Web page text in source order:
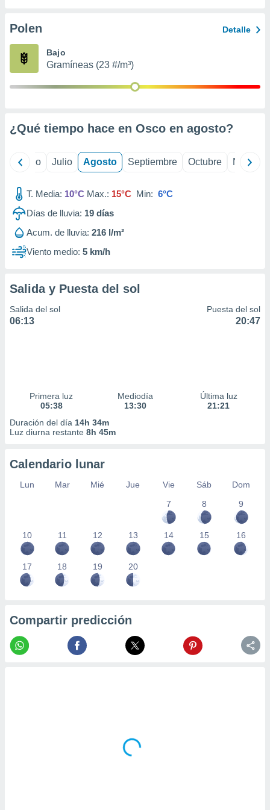
e
mediante
de
Polen Detalle
Bajo
Gramíneas (23 #/m³)
¿Qué tiempo hace en Osco en agosto?
Junio Julio Agosto Septiembre Octubre
T. Media: 10°C Max.: 15°C Min: 6°C
Días de lluvia: 19 días
Acum. de lluvia: 216 l/m²
Viento medio: 5 km/h
Salida y Puesta del sol
Salida del sol
06:13
Puesta del sol
20:47
Primera luz
05:38
Mediodía
13:30
Última luz
21:21
Duración del día 14h 34m
Luz diurna restante 8h 45m
Calendario lunar
Lun Mar Mié Jue Vie Sáb
Dom
7
8 9
10 11 12 13 14 15 16
17 18 19 20
Compartir predicción